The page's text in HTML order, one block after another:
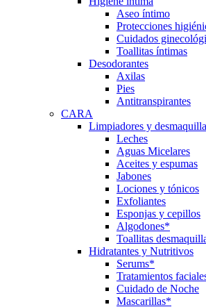
Aseo íntimo
Protecciones
Cuidados
Toallitas íntimas
Desodorantes
Axilas
Pies
Antitranspirantes
CARA
Limpiadores y
Leches
Aguas Micelares
Aceites y espumas
Jabones
Lociones y tónicos
Exfoliantes
Esponjas y cepillos
Algodones*
Toallitas
Hidratantes y Nutritivos
Serums*
Tratamientos
Cuidado de Noche
Mascarillas*